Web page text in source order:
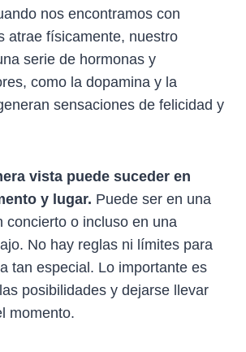
nos encontramos con
atrae físicamente, nuestro
serie de hormonas y
como la dopamina y la
sensaciones de felicidad y
vista puede suceder en
y lugar. Puede ser en una
concierto o incluso en una
No hay reglas ni límites para
tan especial. Lo importante es
posibilidades y dejarse llevar
momento.